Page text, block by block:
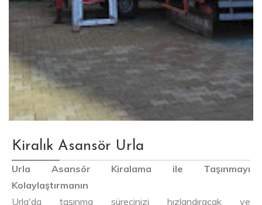
Kiralık Asansör Urla
Urla Asansör Kiralama ile Taşınmayı
Kolaylaştırmanın
Urla'da taşınma sürecinizi hızlandıracak ve